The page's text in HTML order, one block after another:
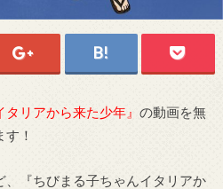
タリアから来た少年』 の動画を無
！
、『ちびまる子ちゃんイタリアか